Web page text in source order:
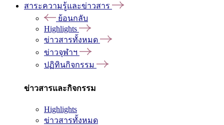
สาระความรู้และข่าวสาร
ย้อนกลับ
Highlights
ข่าวสารทั้งหมด
ข่าวจุฬาฯ
ปฏิทินกิจกรรม
ข่าวสารและกิจกรรม
Highlights
ข่าวสารทั้งหมด